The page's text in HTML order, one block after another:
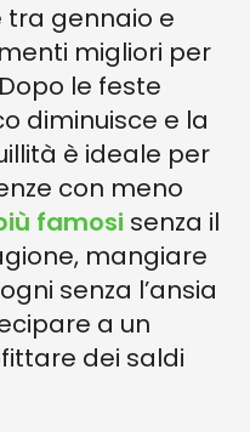
tra gennaio e
migliori per
le feste
diminuisce e la
è ideale per
con meno
famosi senza il
mangiare
senza l’ansia
a un
dei saldi